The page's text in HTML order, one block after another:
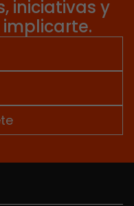
iniciativas y